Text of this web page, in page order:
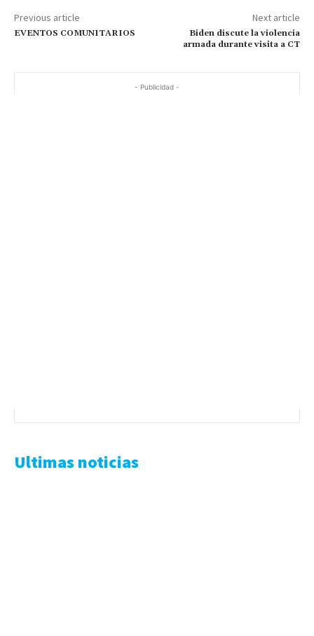
Previous article
EVENTOS COMUNITARIOS
Next article
Biden discute la violencia
armada durante visita a CT
- Publicidad -
Ultimas noticias